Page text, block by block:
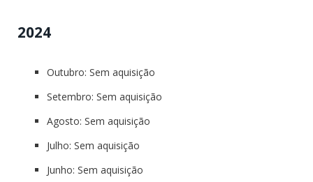
2024
Outubro: Sem aquisição
Setembro: Sem aquisição
Agosto: Sem aquisição
Julho: Sem aquisição
Junho: Sem aquisição